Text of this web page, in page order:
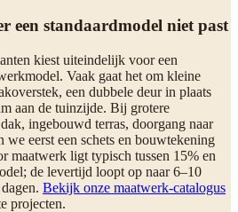
een standaardmodel niet past
kiest uiteindelijk voor een
Vaak gaat het om kleine
een dubbele deur in plaats
aan de tuinzijde. Bij grotere
ingebouwd terras, doorgang naar
we eerst een schets en bouwtekening
maatwerk ligt typisch tussen 15% en
de levertijd loopt op naar 6–10
Bekijk onze maatwerk-catalogus
projecten.